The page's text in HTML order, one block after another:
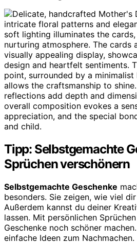
Tipp: Selbstgemachte
Sprüchen verschönern
Selbstgemachte Geschenke
besonders. Sie zeigen, wie viel
Außerdem kannst du deiner
lassen. Mit persönlichen
Geschenke noch schöner
einfache Ideen zum Nachmachen.